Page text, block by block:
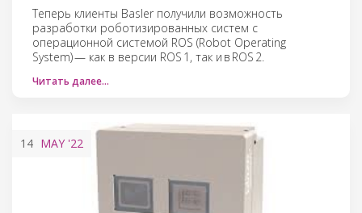
Теперь клиенты Basler получили возможность
разработки роботизированных систем с
операционной системой ROS (Robot Operating
System) — как в версии ROS 1, так и в ROS 2.
Читать далее…
14 MAY '22